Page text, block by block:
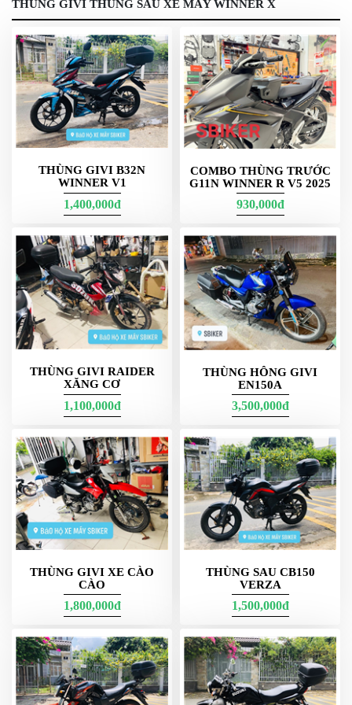
trẻ trung và tinh gọn. Sản phẩm giúp xế yêu tạo nên điểm
nhấn ấn tượng trong mắt người nhìn.
Sbiker báo giá thùng xe máy Givi mới nhất hiện nay
Sbiker bán thùng Givi giá rẻ  - này ảnh chụp sự kiện Malaysia
Tại Sbiker, bạn có thể tìm thấy cho mình các loại thùng Givi gắn
sau, gắn giữa và gắn hông chính hãng giá rẻ. Sản phẩm được
niêm yết giá bán chỉ từ vài trăm nghìn đồng đến vài triệu đồng
giúp bạn dễ dàng đặt mua theo túi tiền riêng của mình.
Ngay bây giờ, bạn hãy nhanh chóng liên hệ với Sbiker để được tư
vấn, báo giá thùng Givi chi tiết nhất. Chúng tôi sẽ hỗ trợ tận tình
để bạn được sở hữu món phụ kiện xịn sò nhất cho mình!
THÙNG GIVI THÙNG SAU XE MÁY WINNER X
THÙNG GIVI B32N
WINNER V1
1,400,000đ
COMBO THÙNG TRƯỚC
G11N WINNER R V5 2025
930,000đ
THÙNG GIVI RAIDER
XĂNG CƠ
1,100,000đ
THÙNG HÔNG GIVI
EN150A
3,500,000đ
THÙNG GIVI XE CÀO
CÀO
1,800,000đ
THÙNG SAU CB150
VERZA
1,500,000đ